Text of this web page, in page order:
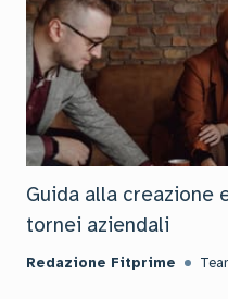
Guida alla creazione
tornei aziendali
Redazione Fitprime